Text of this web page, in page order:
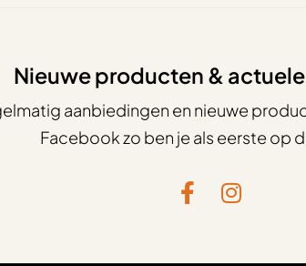
Nieuwe producten &
aanbiedingen en nieuwe
Facebook zo ben je als eerste op